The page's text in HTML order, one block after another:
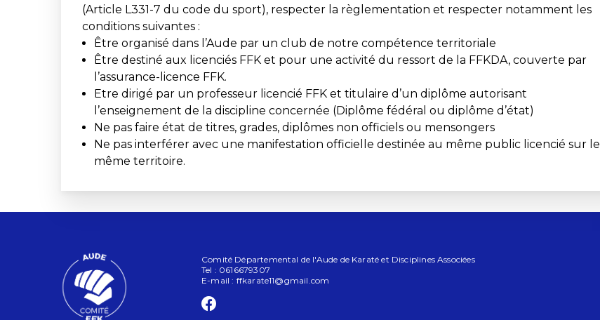
(Article L331-7 du code du sport), respecter la règlementation et respecter notamment les
conditions suivantes :
Être organisé dans l’Aude par un club de notre compétence territoriale
Être destiné aux licenciés FFK et pour une activité du ressort de la FFKDA, couverte par
l’assurance-licence FFK.
Etre dirigé par un professeur licencié FFK et titulaire d’un diplôme autorisant
l’enseignement de la discipline concernée (Diplôme fédéral ou diplôme d’état)
Ne pas faire état de titres, grades, diplômes non officiels ou mensongers
Ne pas interférer avec une manifestation officielle destinée au même public licencié sur le
même territoire.
Comité Départemental de l'Aude de Karaté et Disciplines Associées
Tel : 0616679307
E-mail : ffkarate11@gmail.com